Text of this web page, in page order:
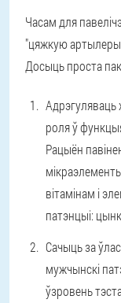
Часам для
"цяжкую
Досыць проста
Адрэгуляваць
роля ў
Рацыён
вітамінам і
патэнцыі:
Сачыць за
мужчынскі
ўзровень